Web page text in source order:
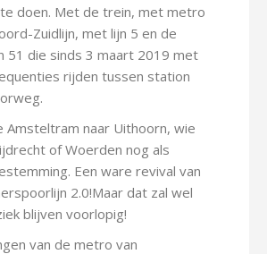
doen. Met de trein, met metro
Zuidlijn, met lijn 5 en de
51 die sinds 3 maart 2019 met
rijden tussen station
Amsteltram naar Uithoorn, wie
of Woerden nog als
Een ware revival van
2.0!Maar dat zal wel
blijven voorlopig!
van de metro van